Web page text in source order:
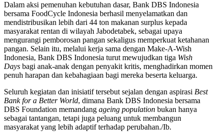
Dalam aksi pemenuhan kebutuhan dasar, Bank DBS Indonesia
bersama FoodCycle Indonesia berhasil menyelamatkan dan
mendistribusikan lebih dari 44 ton makanan surplus kepada
masyarakat rentan di wilayah Jabodetabek, sebagai upaya
mengurangi pemborosan pangan sekaligus memperkuat ketahanan
pangan. Selain itu, melalui kerja sama dengan Make-A-Wish
Indonesia, Bank DBS Indonesia turut mewujudkan tiga Wish
Days bagi anak-anak dengan penyakit kritis, menghadirkan momen
penuh harapan dan kebahagiaan bagi mereka beserta keluarga.
Seluruh kegiatan dan inisiatif tersebut sejalan dengan aspirasi Best
Bank for a Better World, dimana Bank DBS Indonesia bersama
DBS Foundation memandang ageing population bukan hanya
sebagai tantangan, tetapi juga peluang untuk membangun
masyarakat yang lebih adaptif terhadap perubahan./Ib.